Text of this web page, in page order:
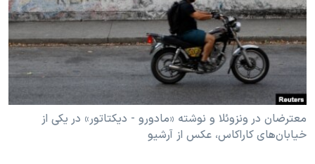
فرهنگ و زندگی
حقوق شهروندی
اقتصادی
علم و فناوری
اسرائیل در جنگ
گالری عکس
مستندها
انتخابات ریاست جمهوری آمریکا ۲۰۲۴
حمله جمهوری اسلامی به اسرائیل
رمز مهسا
ورزش زنان در ایران
اعتراضات زن، زندگی، آزادی
دنبال کنید
زبانهای مختلف
معترضان در ونزوئلا و نوشته «مادورو - دیکتاتور» در یکی از
خیابان‌های کاراکاس، عکس از آرشیو